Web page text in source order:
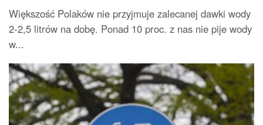
Większość Polaków nie przyjmuje zalecanej dawki wody
2-2,5 litrów na dobę. Ponad 10 proc. z nas nie pije wody
w...